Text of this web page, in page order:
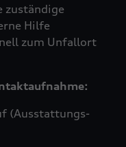
Hilfe
zum Unfallort
(Ausstattungs-